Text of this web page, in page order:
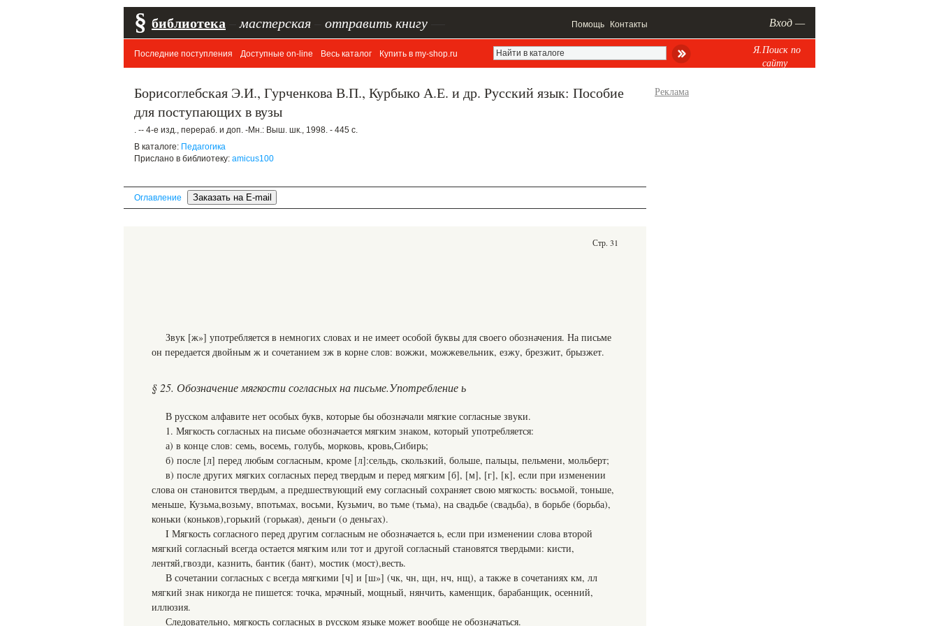
§ библиотека мастерская отправить книгу Помощь Контакты Вход —
Последние поступления Доступные on-line Весь каталог Купить в my-shop.ru
Я.Поиск по
сайту
Борисоглебская Э.И., Гурченкова В.П., Курбыко А.Е. и др. Русский язык: Пособие
для поступающих в вузы
. -- 4-е изд., перераб. и доп. -Мн.: Выш. шк., 1998. - 445 с.
В каталоге: Педагогика
Прислано в библиотеку: amicus100
Оглавление
Стр. 31
Звук [ж»] употребляется в немногих словах и не имеет особой буквы для своего обозначения. На письме
он передается двойным ж и сочетанием зж в корне слов: вожжи, можжевельник, езжу, брезжит, брызжет.
§ 25. Обозначение мягкости согласных на письме.Употребление ь
В русском алфавите нет особых букв, которые бы обозначали мягкие согласные звуки.
1. Мягкость согласных на письме обозначается мягким знаком, который употребляется:
а) в конце слов: семь, восемь, голубь, морковь, кровь,Сибирь;
б) после [л] перед любым согласным, кроме [л]:сельдь, скользкий, больше, пальцы, пельмени, мольберт;
в) после других мягких согласных перед твердым и перед мягким [б], [м], [г], [к], если при изменении
слова он становится твердым, а предшествующий ему согласный сохраняет свою мягкость: восьмой, тоньше,
меньше, Кузьма,возьму, впотьмах, восьми, Кузьмич, во тьме (тьма), на свадьбе (свадьба), в борьбе (борьба),
коньки (коньков),горький (горькая), деньги (о деньгах).
I Мягкость согласного перед другим согласным не обозначается ь, если при изменении слова второй
мягкий согласный всегда остается мягким или тот и другой согласный становятся твердыми: кисти,
лентяй,гвозди, казнить, бантик (бант), мостик (мост),весть.
В сочетании согласных с всегда мягкими [ч] и [ш»] (чк, чн, щн, нч, нщ), а также в сочетаниях км, лл
мягкий знак никогда не пишется: точка, мрачный, мощный, нянчить, каменщик, барабанщик, осенний,
иллюзия.
Следовательно, мягкость согласных в русском языке может вообще не обозначаться.
Реклама